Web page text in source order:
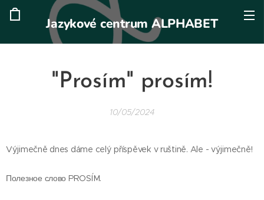
Jazykové centrum ALPHABET
"Prosím" prosím!
10/05/2024
Výjimečně dnes dáme celý příspěvek v ruštině. Ale - výjimečně!
Полезное слово PROSÍM.